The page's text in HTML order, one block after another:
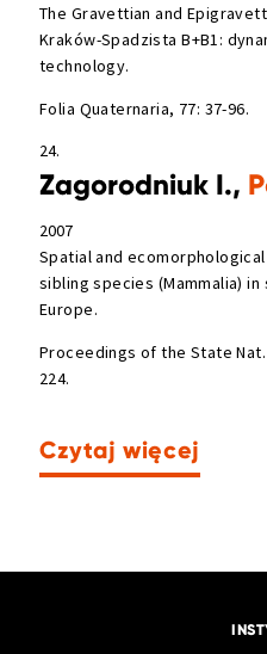
The Gravettian and
Kraków-Spadzista B+B1:
technology.
Folia Quaternaria, 77: 37-96.
24.
Zagorodniuk I.,
2007
Spatial and
sibling species (Mammalia)
Europe.
Proceedings of the State Nat.
224.
Czytaj więcej